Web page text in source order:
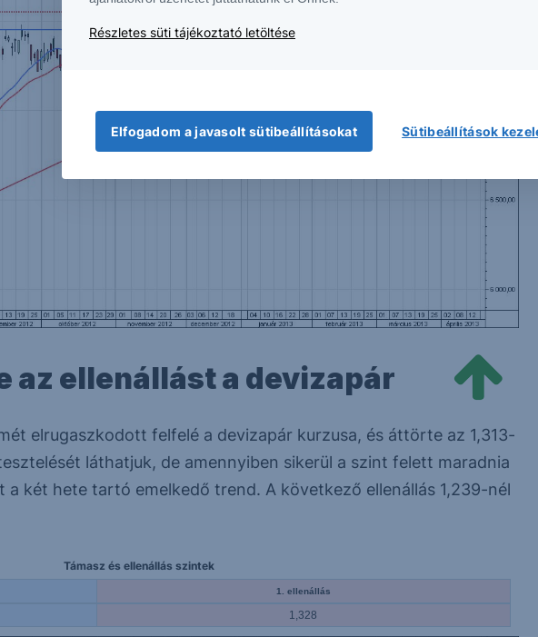
az ellenállást a devizapár
elrugaszkodott felfelé a devizapár kurzusa, és áttörte az 1,313-
láthatjuk, de amennyiben sikerül a szint felett maradnia
két hete tartó emelkedő trend. A következő ellenállás 1,239-nél
Támasz és ellenállás szintek
1. ellenállás
1,328
Részletes süti tájékoztató letöltése
Elfogadom a javasolt sütibeállításokat Sütibeállítások